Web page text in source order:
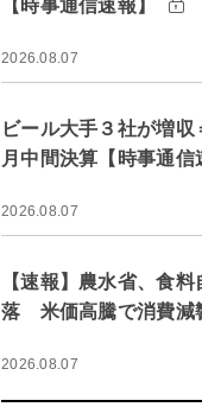
【時事通信速報】
2026.08.07
ビール大手３社が増
月中間決算【時事通信
2026.08.07
【速報】農水省、食
落 米価高騰で消費減
2026.08.07